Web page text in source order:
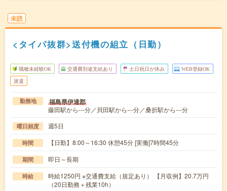
未読
<タイパ抜群>送付機の組立（日勤）
職種未経験OK 交通費別途支給あり 土日祝日が休み WEB登録OK
派遣
勤務地 福島県伊達郡
藤田駅から---分／貝田駅から---分／桑折駅から---分
曜日頻度 週5日
時間 【日勤】8:00～16:30 休憩45分 [実働]7時間45分
期間 即日～長期
時給
時給1250円 ※交通費支給（規定あり） 【月収例】20.7万円
（20日勤務＋残業10h）